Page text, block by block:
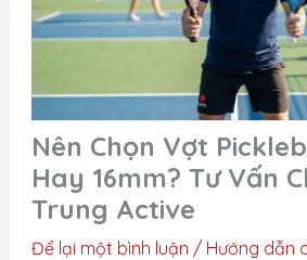
Nên Chọn Vợt
Hay 16mm? Tư Vấn
Trung Active
Để lại một bình luận / Hướng dẫn